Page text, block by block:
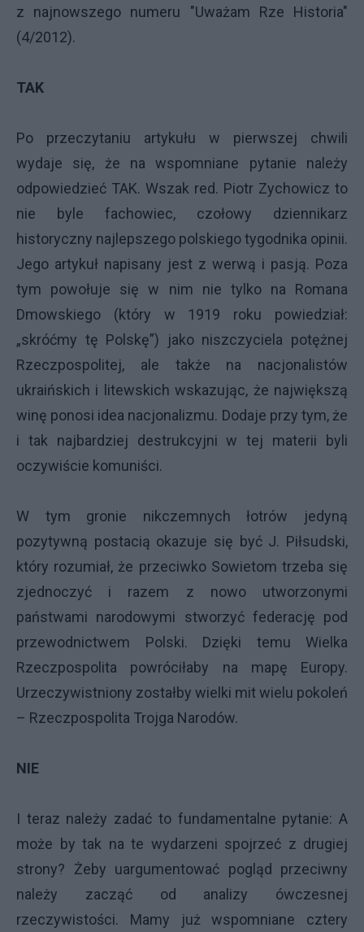
z najnowszego numeru "Uważam Rze Historia"
(4/2012).
TAK
Po przeczytaniu artykułu w pierwszej chwili
wydaje się, że na wspomniane pytanie należy
odpowiedzieć TAK. Wszak red. Piotr Zychowicz to
nie byle fachowiec, czołowy dziennikarz
historyczny najlepszego polskiego tygodnika opinii.
Jego artykuł napisany jest z werwą i pasją. Poza
tym powołuje się w nim nie tylko na Romana
Dmowskiego (który w 1919 roku powiedział:
„skróćmy tę Polskę”) jako niszczyciela potężnej
Rzeczpospolitej, ale także na nacjonalistów
ukraińskich i litewskich wskazując, że największą
winę ponosi idea nacjonalizmu. Dodaje przy tym, że
i tak najbardziej destrukcyjni w tej materii byli
oczywiście komuniści.
W tym gronie nikczemnych łotrów jedyną
pozytywną postacią okazuje się być J. Piłsudski,
który rozumiał, że przeciwko Sowietom trzeba się
zjednoczyć i razem z nowo utworzonymi
państwami narodowymi stworzyć federację pod
przewodnictwem Polski. Dzięki temu Wielka
Rzeczpospolita powróciłaby na mapę Europy.
Urzeczywistniony zostałby wielki mit wielu pokoleń
– Rzeczpospolita Trojga Narodów.
NIE
I teraz należy zadać to fundamentalne pytanie: A
może by tak na te wydarzeni spojrzeć z drugiej
strony? Żeby uargumentować pogląd przeciwny
należy zacząć od analizy ówczesnej
rzeczywistości. Mamy już wspomniane cztery